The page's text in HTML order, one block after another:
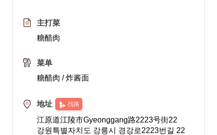
主打菜
糖醋肉
菜单
糖醋肉 / 炸酱面
地址 找路
江原道江陵市Gyeonggang路2223号街22
강원특별자치도 강릉시 경강로2223번길 22